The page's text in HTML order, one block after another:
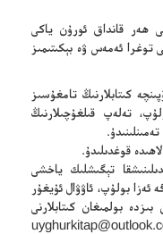
ھەر قانداق ئورۇن ياكى
توغرا ئەمەس ۋە بېكىتىمىز
كىتابلارنىڭ تامغۇسىز
تەلەپ قىلغۇچىلارنىڭ
تېگىشلىك ياخشى
ئەزا بولۇپ، ئاۋۋال ئۇيغۇر
بىزدە بولمىغان كىتابلارنى